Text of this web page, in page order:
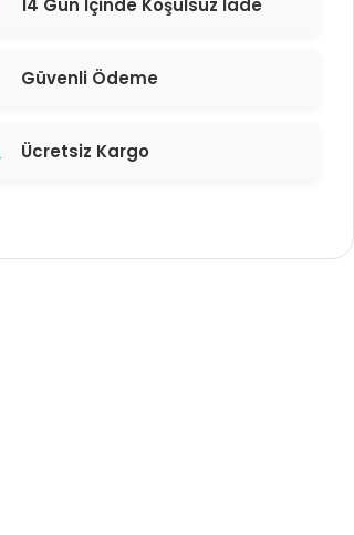
14 Gün İçinde Koşulsuz İade
Güvenli Ödeme
Ücretsiz Kargo